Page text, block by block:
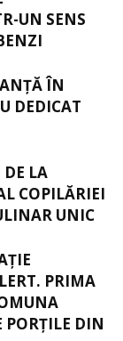
UN SENS
ÎN
DEDICAT
LA
COPILĂRIEI
UNIC
PRIMA
PORŢILE DIN